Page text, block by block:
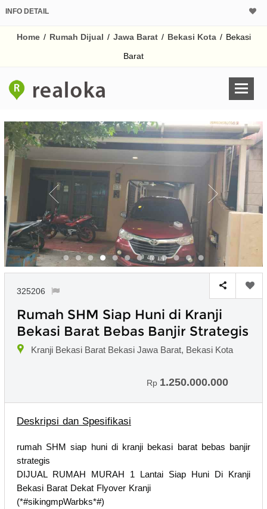
INFO DETAIL
Home / Rumah Dijual / Jawa Barat / Bekasi Kota / Bekasi
Barat
325206
Rumah SHM Siap Huni di Kranji
Bekasi Barat Bebas Banjir Strategis
Kranji Bekasi Barat Bekasi Jawa Barat, Bekasi Kota
Rp 1.250.000.000
Deskripsi dan Spesifikasi
rumah SHM siap huni di kranji bekasi barat bebas banjir
strategis
DIJUAL RUMAH MURAH 1 Lantai Siap Huni Di Kranji
Bekasi Barat Dekat Flyover Kranji
(*#sikingmpWarbks*#)
Harga Rp
% /th
Untuk hasil simulasi
pada kotak-
Simpan